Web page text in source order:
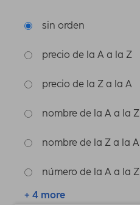
sin orden
precio de la A a la Z
precio de la Z a la A
nombre de la A a la Z
nombre de la Z a la A
número de la A a la Z
+ 4 more